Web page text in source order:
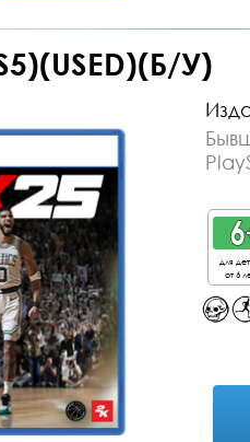
У)
для
от 6